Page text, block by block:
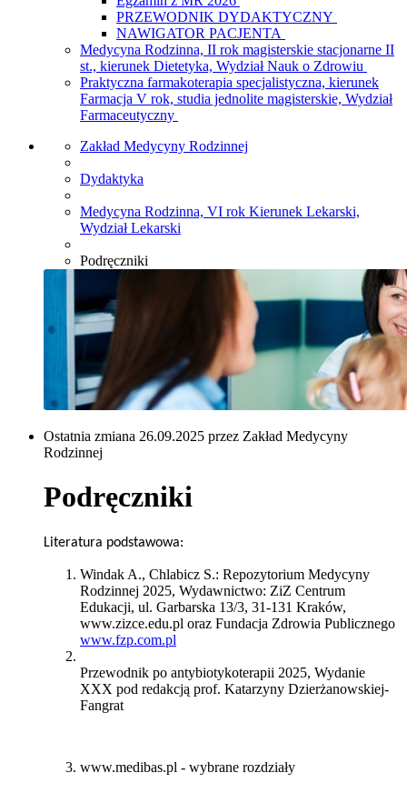
PRZEWODNIK DYDAKTYCZNY
NAWIGATOR PACJENTA
Medycyna Rodzinna, II rok magisterskie stacjonarne II
st., kierunek Dietetyka, Wydział Nauk o Zdrowiu
Praktyczna farmakoterapia specjalistyczna, kierunek
Farmacja V rok, studia jednolite magisterskie, Wydział
Farmaceutyczny
Zakład Medycyny Rodzinnej
Dydaktyka
Medycyna Rodzinna, VI rok Kierunek Lekarski,
Wydział Lekarski
Podręczniki
Ostatnia zmiana 26.09.2025 przez Zakład Medycyny
Rodzinnej
Podręczniki
Literatura podstawowa:
Windak A., Chlabicz S.: Repozytorium Medycyny
Rodzinnej 2025, Wydawnictwo: ZiZ Centrum
Edukacji, ul. Garbarska 13/3, 31-131 Kraków,
www.zizce.edu.pl oraz Fundacja Zdrowia Publicznego
www.fzp.com.pl
Przewodnik po antybiotykoterapii 2025, Wydanie
XXX pod redakcją prof. Katarzyny Dzierżanowskiej-
Fangrat
www.medibas.pl - wybrane rozdziały